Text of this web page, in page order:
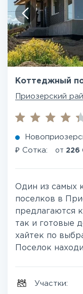
Коттеджный
Приозерский
₽ Сотка: от 226
Один из самых
поселков в
предлагаются
так и готовые
хайтек по
Поселок
Участки: